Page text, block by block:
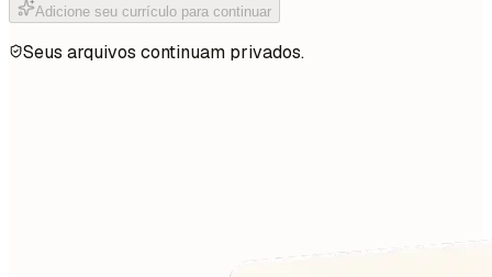
Adicione seu currículo para continuar
Seus arquivos continuam privados.